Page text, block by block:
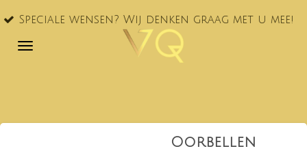
Ga
naar
wensen? Wij denken graag met u mee!
Oorbellen